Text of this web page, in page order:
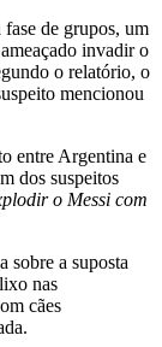
de grupos, um
invadir o
o relatório, o
mencionou
entre Argentina e
dos suspeitos
o Messi com
sobre a suposta
nas
cães